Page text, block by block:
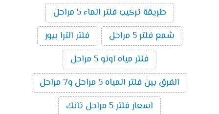
طريقة تركيب فلتر الماء 5 مراحل
شمع فلتر 5 مراحل
فلتر الترا بيور
فلتر مياه اونو 5 مراحل
الفرق بين فلتر المياه 5 مراحل و7 مراحل
اسعار فلتر 5 مراحل تانك